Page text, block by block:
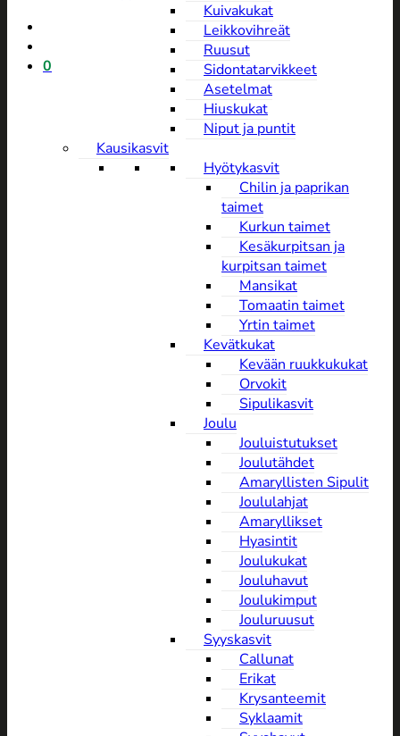
0
Kuivakukat
Leikkovihreät
Ruusut
Sidontatarvikkeet
Asetelmat
Hiuskukat
Niput ja puntit
Kausikasvit
Hyötykasvit
Chilin ja paprikan
taimet
Kurkun taimet
Kesäkurpitsan ja
kurpitsan taimet
Mansikat
Tomaatin taimet
Yrtin taimet
Kevätkukat
Kevään ruukkukukat
Orvokit
Sipulikasvit
Joulu
Jouluistutukset
Joulutähdet
Amaryllisten Sipulit
Joululahjat
Amaryllikset
Hyasintit
Joulukukat
Jouluhavut
Joulukimput
Jouluruusut
Syyskasvit
Callunat
Erikat
Krysanteemit
Syklaamit